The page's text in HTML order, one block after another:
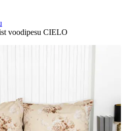
voodipesu CIELO